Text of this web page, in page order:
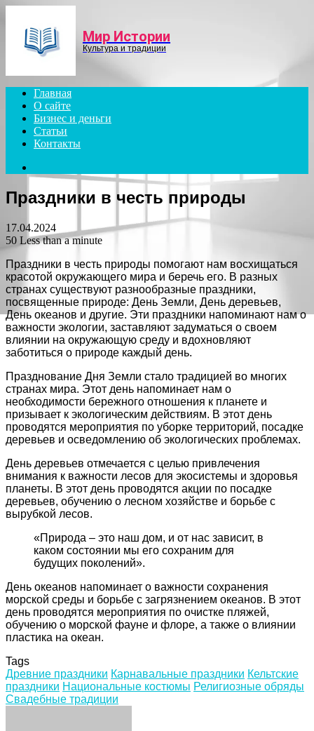
Мир Истории
Культура и традиции
Главная
О сайте
Бизнес и деньги
Статьи
Контакты
for
Праздники в честь природы
17.04.2024
50 Less than a minute
Праздники в честь природы помогают нам восхищаться
красотой окружающего мира и беречь его. В разных
странах существуют разнообразные праздники,
посвященные природе: День Земли, День деревьев,
День океанов и другие. Эти праздники напоминают нам о
важности экологии, заставляют задуматься о своем
влиянии на окружающую среду и вдохновляют
заботиться о природе каждый день.
Празднование Дня Земли стало традицией во многих
странах мира. Этот день напоминает нам о
необходимости бережного отношения к планете и
призывает к экологическим действиям. В этот день
проводятся мероприятия по уборке территорий, посадке
деревьев и осведомлению об экологических проблемах.
День деревьев отмечается с целью привлечения
внимания к важности лесов для экосистемы и здоровья
планеты. В этот день проводятся акции по посадке
деревьев, обучению о лесном хозяйстве и борьбе с
вырубкой лесов.
«Природа – это наш дом, и от нас зависит, в
каком состоянии мы его сохраним для
будущих поколений».
День океанов напоминает о важности сохранения
морской среды и борьбе с загрязнением океанов. В этот
день проводятся мероприятия по очистке пляжей,
обучению о морской фауне и флоре, а также о влиянии
пластика на океан.
Tags
Древние праздники Карнавальные праздники Кельтские
праздники Национальные костюмы Религиозные обряды
Свадебные традиции